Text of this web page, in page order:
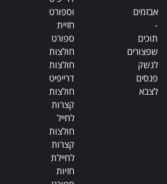
אבזמים
-
תוכים
שפצורים
לנשק
פנסים
לצבא
וספורט
חזיית
ספורט
חולצות
חולצות
דרייפיט
חולצות
קצרות
לחייל
חולצות
קצרות
לחיילת
חזיות